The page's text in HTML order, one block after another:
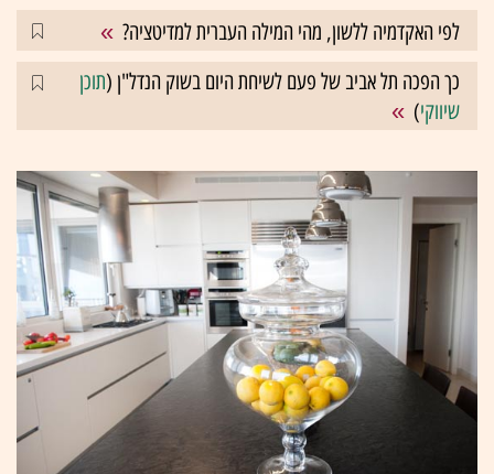
לפי האקדמיה ללשון, מהי המילה העברית למדיטציה?
כך הפכה תל אביב של פעם לשיחת היום בשוק הנדל"ן (תוכן
שיווקי)